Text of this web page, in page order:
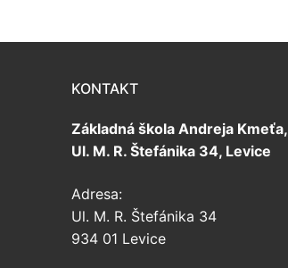
KONTAKT
Základná škola Andreja Kmeťa,
Ul. M. R. Štefánika 34, Levice
Adresa:
Ul. M. R. Štefánika 34
934 01 Levice